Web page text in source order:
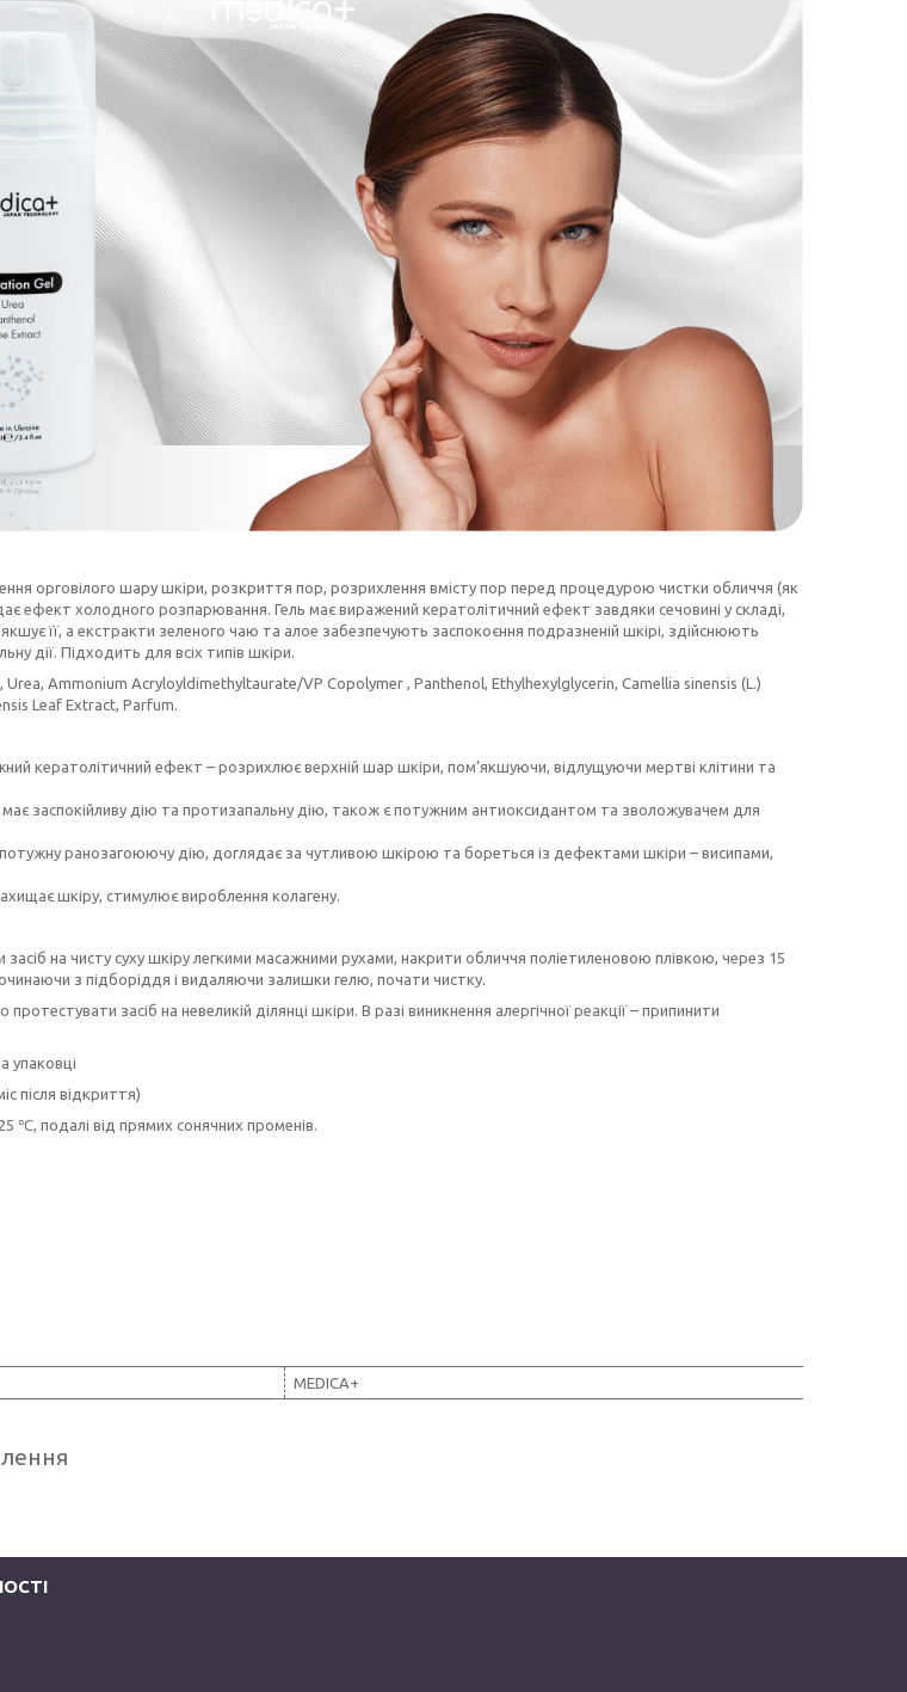
орговілого шару шкіри, розкриття пор, розрихлення вмісту пор перед процедурою чистки обличчя (як
ефект холодного розпарювання. Гель має виражений кератолітичний ефект завдяки сечовині у складі,
її, а екстракти зеленого чаю та алое забезпечують заспокоєння подразненій шкірі, здійснюють
дії. Підходить для всіх типів шкіри.
Urea, Ammonium Acryloyldimethyltaurate/VP Copolymer , Panthenol, Ethylhexylglycerin, Camellia sinensis (L.)
Leaf Extract, Parfum.
кератолітичний ефект – розрихлює верхній шар шкіри, пом’якшуючи, відлущуючи мертві клітини та
має заспокійливу дію та протизапальну дію, також є потужним антиоксидантом та зволожувачем для
ранозагоюючу дію, доглядає за чутливою шкірою та бореться із дефектами шкіри – висипами,
шкіру, стимулює вироблення колагену.
засіб на чисту суху шкіру легкими масажними рухами, накрити обличчя поліетиленовою плівкою, через 15
з підборіддя і видаляючи залишки гелю, почати чистку.
засіб на невеликій ділянці шкіри. В разі виникнення алергічної реакції – припинити
упаковці
після відкриття)
℃, подалі від прямих сонячних променів.
MEDICA+